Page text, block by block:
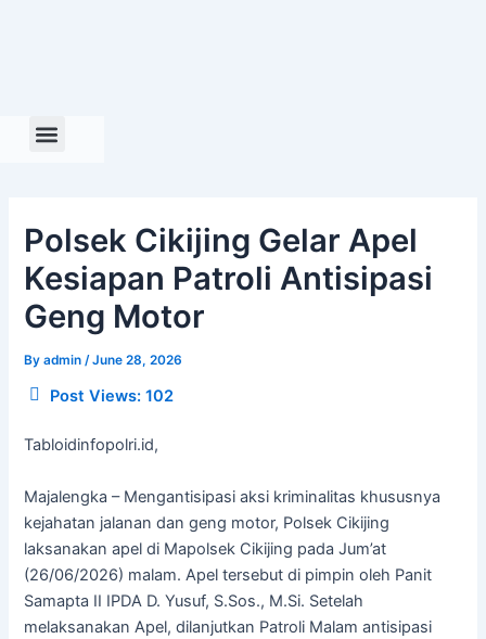
Polsek Cikijing Gelar Apel
Kesiapan Patroli Antisipasi
Geng Motor
Byadmin /June 28, 2026
Post Views: 102
Tabloidinfopolri.id,
Majalengka – Mengantisipasi aksi kriminalitas khususnya
kejahatan jalanan dan geng motor, Polsek Cikijing
laksanakan apel di Mapolsek Cikijing pada Jum’at
(26/06/2026) malam. Apel tersebut di pimpin oleh Panit
Samapta II IPDA D. Yusuf, S.Sos., M.Si. Setelah
melaksanakan Apel, dilanjutkan Patroli Malam antisipasi